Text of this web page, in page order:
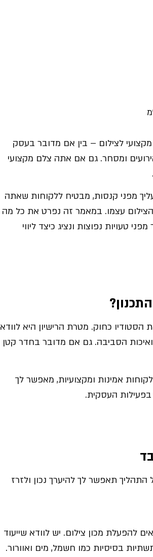
לצילום – בין אם מדובר בעסק
ומסחר. גם אם אתה צלם מקצועי
מפני קנסות, מבטיח ללקוחות שאתה
עצמו. במאמר זה נפרט את כל מה
טעויות נפוצות ונציג כיצד ליווי
?
כחוק. מטרת הרישיון היא לוודא
ואיכות הסביבה. גם אם מדובר בחדר קטן
אמינות ומקצועיות, מאפשר לך
בפעילות העסקית.
תאפשר לך להיערך נכון ולזרז
מכון צילום. יש לוודא שייעוד
בסיסיות כמו חשמל, מים ואוורור.